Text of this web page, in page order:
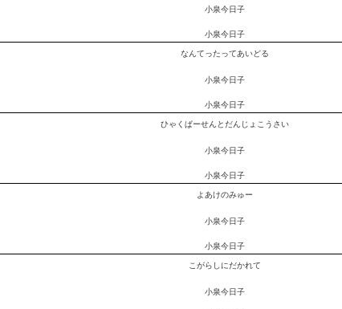
小泉今日子
小泉今日子
なんてったってあいどる
小泉今日子
小泉今日子
ひゃくぱーせんとだんじょこうさい
小泉今日子
小泉今日子
よあけのみゅー
小泉今日子
小泉今日子
こがらしにだかれて
小泉今日子